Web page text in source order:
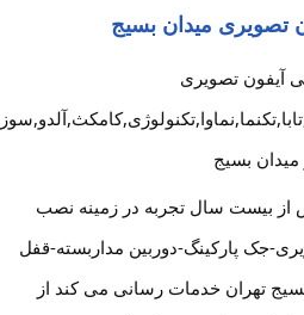
تصویری میدان بسیج
آیفون تصویری
میدان بسیج
از بیست سال تجربه در زمینه نصب
جک پارکینگ-دوربین مداربسته-قفل
تهران خدمات رسانی می کند از